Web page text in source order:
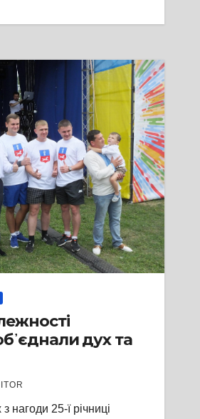
дух та
нагоди 25-ї річниці